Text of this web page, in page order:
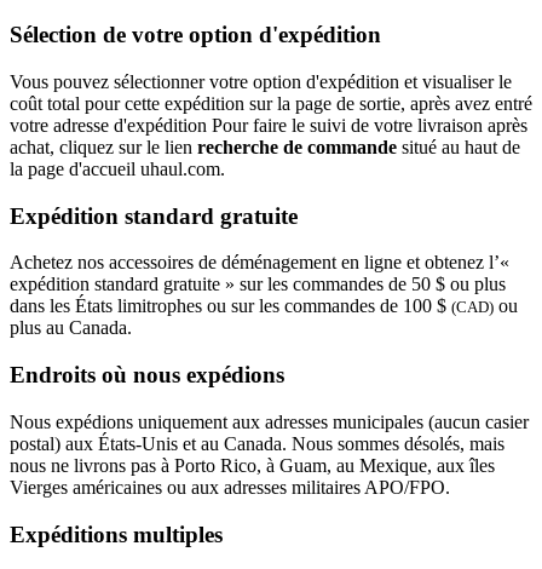
Sélection de votre option d'expédition
Vous pouvez sélectionner votre option d'expédition et visualiser le
coût total pour cette expédition sur la page de sortie, après avez entré
votre adresse d'expédition Pour faire le suivi de votre livraison après
achat, cliquez sur le lien recherche de commande situé au haut de
la page d'accueil uhaul.com.
Expédition standard gratuite
Achetez nos accessoires de déménagement en ligne et obtenez l’«
expédition standard gratuite » sur les commandes de 50 $ ou plus
dans les États limitrophes ou sur les commandes de 100 $ (CAD) ou
plus au Canada.
Endroits où nous expédions
Nous expédions uniquement aux adresses municipales (aucun casier
postal) aux États-Unis et au Canada. Nous sommes désolés, mais
nous ne livrons pas à Porto Rico, à Guam, au Mexique, aux îles
Vierges américaines ou aux adresses militaires APO/FPO.
Expéditions multiples